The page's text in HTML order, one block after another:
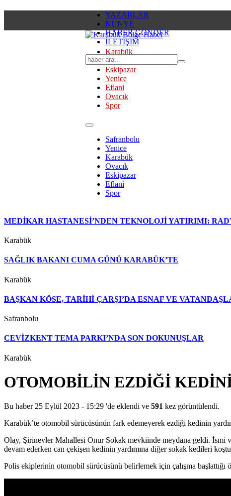
YAZARLAR
KÜNYE
HABER GÖNDER
İLETİŞİM
Karabük
Safranbolu
Eskipazar
Yenice
Eflani
Ovacık
Spor
Safranbolu
Yenice
Karabük
Ovacık
Eskipazar
Eflani
Spor
MEDİKAR HASTANESİ’NDEN TEKNOLOJİ YATIRIMI:
Karabük
SAĞLIK BAKANI CUMA GÜNÜ KARABÜK’TE
Karabük
BAŞKAN KÖSE, TARİHİ ÇARŞI’DA ESNAF VE
Safranbolu
CEVİZKENT TEMA PARKI’NDA SON DOKUNUŞLAR
Karabük
OTOMOBİLİN EZDİĞİ
Bu haber 25 Eylül 2023 - 15:29 'de eklendi ve 591 kez görüntülendi.
Karabük’te otomobil sürücüsünün fark edemeyerek ezdiği kedinin
Olay, Şirinevler Mahallesi Onur Sokak mevkiinde meydana geldi. İsmi
devam ederken can çekişen kedinin yardımına diğer sokak kedileri
Polis ekiplerinin otomobil sürücüsünü belirlemek için çalışma başlattığı